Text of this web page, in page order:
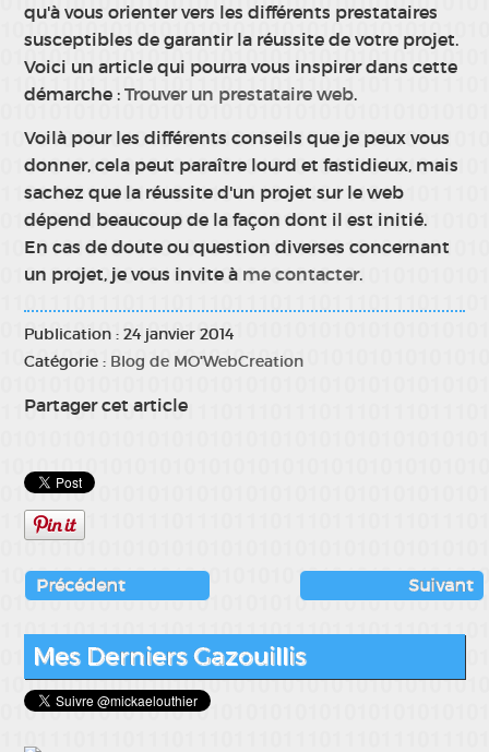
qu'à vous orienter vers les différents prestataires
susceptibles de garantir la réussite de votre projet.
Voici un article qui pourra vous inspirer dans cette
démarche :Trouver un prestataire web.
Voilà pour les différents conseils que je peux vous
donner, cela peut paraître lourd et fastidieux, mais
sachez que la réussite d'un projet sur le web
dépend beaucoup de la façon dont il est initié.
En cas de doute ou question diverses concernant
un projet, je vous invite à me contacter.
Publication : 24 janvier 2014
Catégorie : Blog de MO'WebCreation
Partager cet article
Précédent Suivant
Mes Derniers Gazouillis